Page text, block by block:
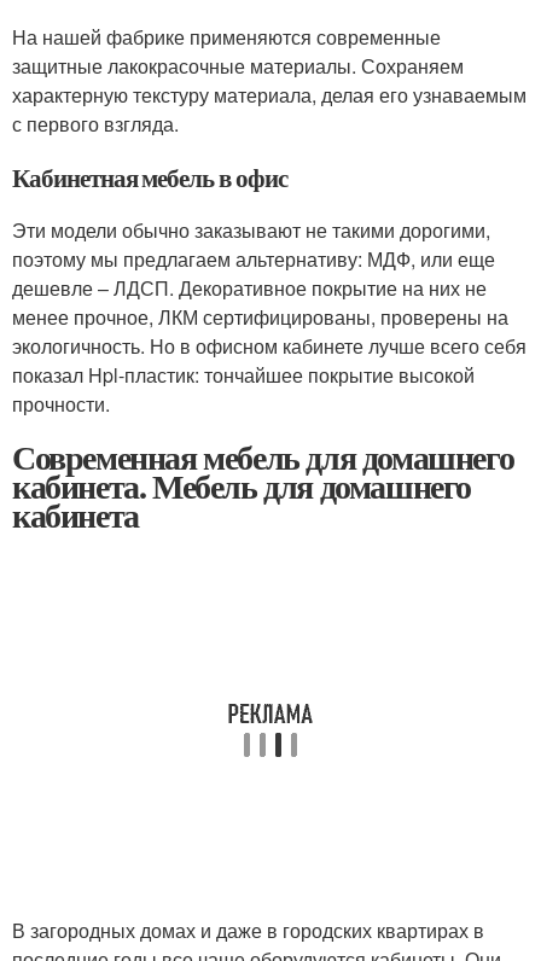
На нашей фабрике применяются современные
защитные лакокрасочные материалы. Сохраняем
характерную текстуру материала, делая его узнаваемым
с первого взгляда.
Кабинетная мебель в офис
Эти модели обычно заказывают не такими дорогими,
поэтому мы предлагаем альтернативу: МДФ, или еще
дешевле – ЛДСП. Декоративное покрытие на них не
менее прочное, ЛКМ сертифицированы, проверены на
экологичность. Но в офисном кабинете лучше всего себя
показал Hpl-пластик: тончайшее покрытие высокой
прочности.
Современная мебель для домашнего
кабинета. Мебель для домашнего
кабинета
В загородных домах и даже в городских квартирах в